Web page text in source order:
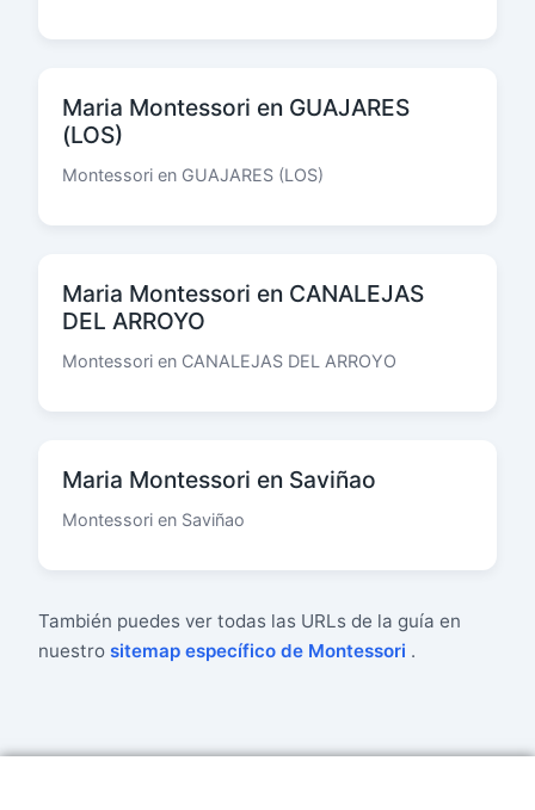
Maria Montessori en GUAJARES
(LOS)
Montessori en GUAJARES (LOS)
Maria Montessori en CANALEJAS
DEL ARROYO
Montessori en CANALEJAS DEL ARROYO
Maria Montessori en Saviñao
Montessori en Saviñao
También puedes ver todas las URLs de la guía en
nuestro sitemap específico de Montessori .